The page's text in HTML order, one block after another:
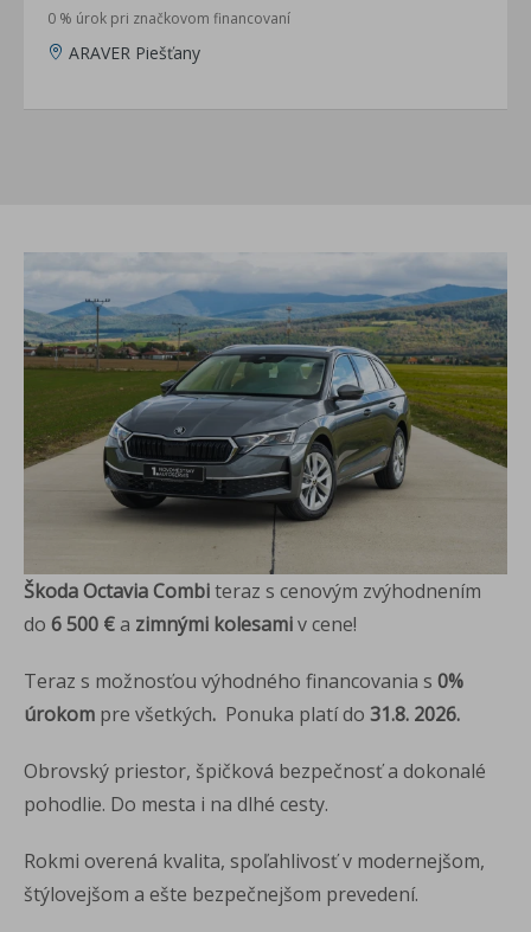
0 % úrok pri značkovom financovaní
ARAVER Piešťany
Škoda Octavia Combiteraz s cenovým zvýhodnením
do 6 500 €a zimnými kolesamiv cene!
Teraz s možnosťou výhodného financovania s 0%
úrokom pre všetkých. Ponuka platí do 31.8. 2026.
Obrovský priestor, špičková bezpečnosť a dokonalé
pohodlie. Do mesta i na dlhé cesty.
Rokmi overená kvalita, spoľahlivosť v modernejšom,
štýlovejšom a ešte bezpečnejšom prevedení.